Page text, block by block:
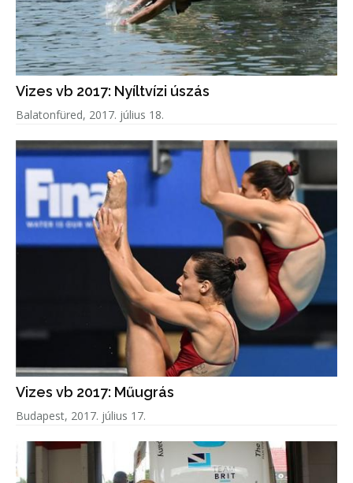
Vizes vb 2017: Nyíltvízi úszás
Balatonfüred, 2017. július 18.
Vizes vb 2017: Műugrás
Budapest, 2017. július 17.